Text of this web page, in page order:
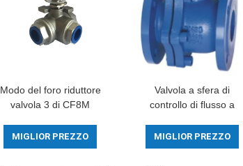
Modo del foro riduttore
valvola 3 di CF8M
PSI con il collegamento
del filo
MIGLIOR PREZZO
Valvola a sfera di
controllo di flusso a
della guarnizione della
valvola a sfera duttile
MIGLIOR PREZZO